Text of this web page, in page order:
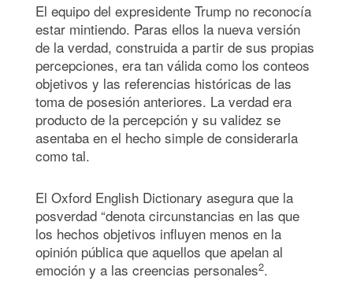
El equipo del expresidente Trump no reconocía
estar mintiendo. Paras ellos la nueva versión
de la verdad, construida a partir de sus propias
percepciones, era tan válida como los conteos
objetivos y las referencias históricas de las
toma de posesión anteriores. La verdad era
producto de la percepción y su validez se
asentaba en el hecho simple de considerarla
como tal.
El Oxford English Dictionary asegura que la
posverdad “denota circunstancias en las que
los hechos objetivos influyen menos en la
opinión pública que aquellos que apelan al
emoción y a las creencias personales2.